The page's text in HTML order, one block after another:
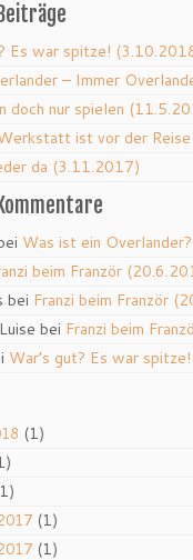
Es war spitze!
– Immer
doch nur spielen
ist vor der
da (3.11.2017)
Was ist ein
beim Franzör
bei Franzi beim Franzör
bei Franzi beim
War’s gut? Es war
(1)
(1)
(1)